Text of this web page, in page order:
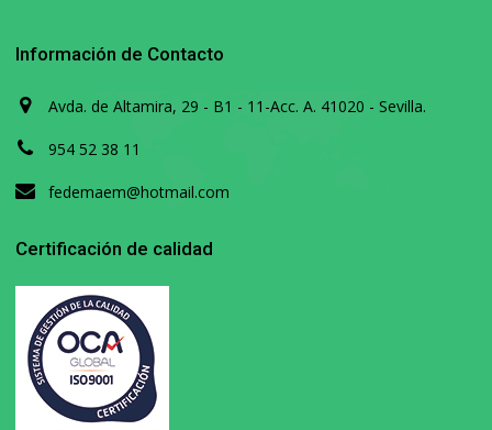
Información de Contacto
Avda. de Altamira, 29 - B1 - 11-Acc. A. 41020 - Sevilla.
954 52 38 11
fedemaem@hotmail.com
Certificación de calidad